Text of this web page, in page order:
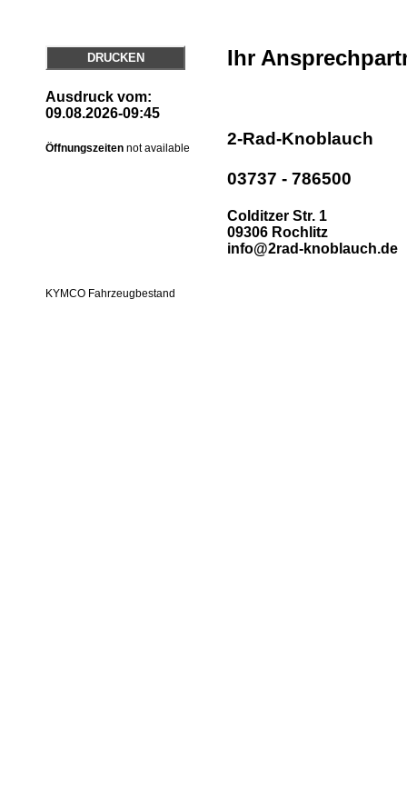
DRUCKEN
Ausdruck vom:
09.08.2026-09:45
Öffnungszeiten not available
Ihr
2-Rad-Knoblauch
03737 - 786500
Colditzer Str. 1
09306 Rochlitz
info@2rad-knoblauch.de
KYMCO Fahrzeugbestand